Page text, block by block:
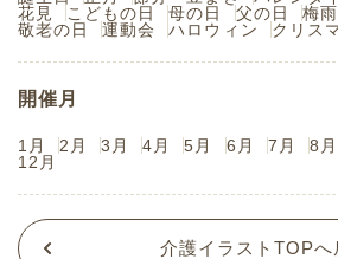
花見
こどもの日 母の日 父の日 梅雨
敬老の日
運動会 ハロウィン クリス
開催月
1月 2月 3月 4月 5月 6月 7月 8月
12月
介護イラストTOPへ